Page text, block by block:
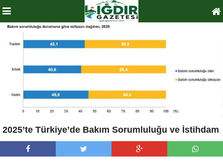
2025’te Türkiye’de Bakım Sorumluluğu ve İstihdam